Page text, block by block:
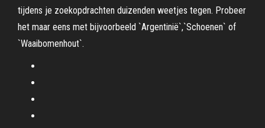
tijdens je zoekopdrachten duizenden weetjes tegen. Probeer
het maar eens met bijvoorbeeld `Argentinië`,`Schoenen` of
`Waaibomenhout`.